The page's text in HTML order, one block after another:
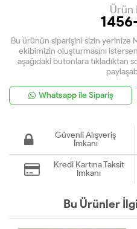
Ürün
Bu ürünün siparişini sizin yerinize
ekibimizin oluşturmasını
aşağıdaki butonlara
Whatsapp ile Sipariş
Güvenli Alışveriş
İmkanı
Kredi Kartına Taksit
İmkanı
Bu Ürünler